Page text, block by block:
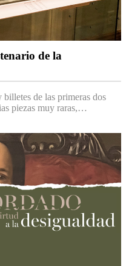
de la
billetes de las primeras dos
piezas muy raras,…